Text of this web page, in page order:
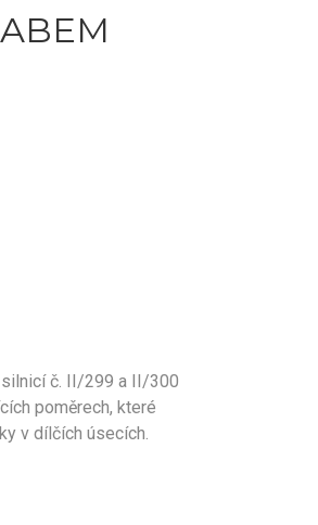
silnicí č. II/299 a II/300
poměrech, které
v dílčích úsecích.